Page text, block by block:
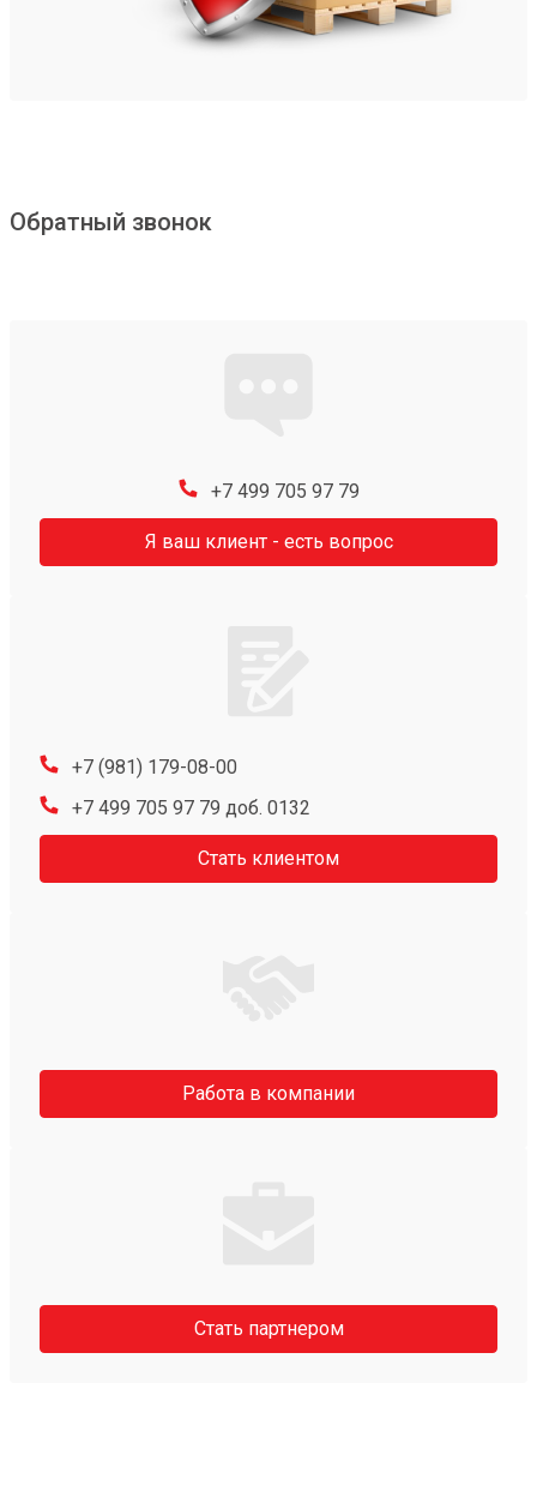
Обратный звонок
+7 499 705 97 79
Я ваш клиент - есть вопрос
+7 (981) 179-08-00
+7 499 705 97 79 доб. 0132
Стать клиентом
Работа в компании
Стать партнером